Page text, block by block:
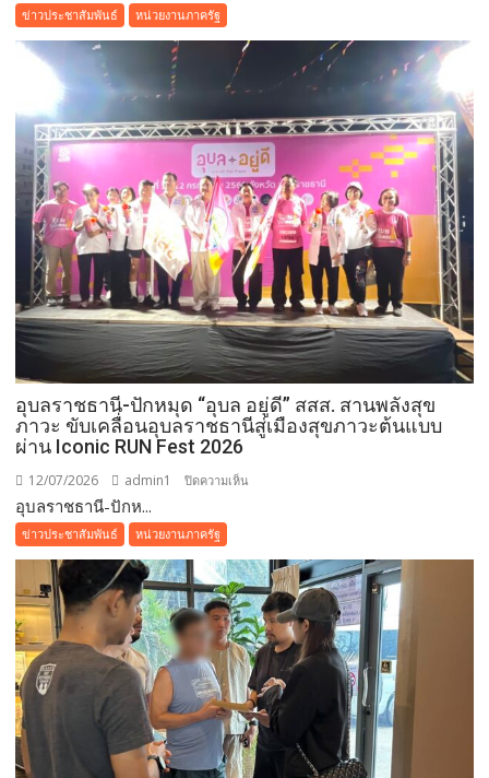
ตำรวจนครบาล
นำ
ทีม
ส่ง
มอบ
บ้าน
พัก
อาศัย
ให้
ผู้
ป่วย
เตียง
ไร้
“ไม่
ทิ้ง
ประชาชน”
ข่าวประชาสัมพันธ์ หน่วยงานภาครัฐ
อุบลราชธานี-ปักหมุด “อุบล อยู่ดี” สสส. สานพลังสุข
ภาวะ ขับเคลื่อนอุบลราชธานีสู่เมืองสุขภาวะต้นแบบ
ผ่าน Iconic RUN Fest 2026
12/07/2026 admin1 ปิดความเห็น
“อุบล
อยู่ดี”
สสส.
สาน
พลัง
สุข
ภาวะ
ขับ
เคลื่อน
อุบลราชธานี-ปักห...
ข่าวประชาสัมพันธ์ หน่วยงานภาครัฐ